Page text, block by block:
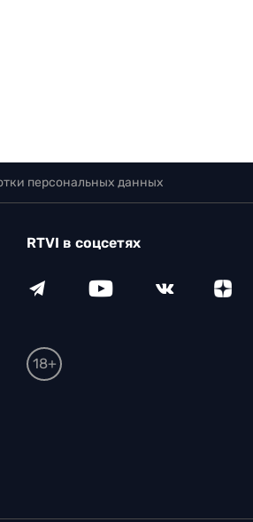
персональных данных
RTVI в соцсетях
18+